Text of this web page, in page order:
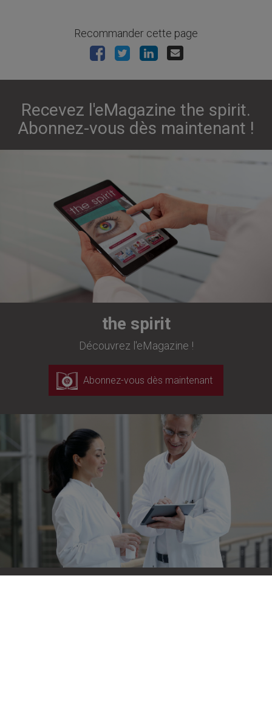
Recommander cette page
Recevez l'eMagazine the spirit.
Abonnez-vous dès maintenant !
the spirit
Découvrez l'eMagazine !
Abonnez-vous dès maintenant